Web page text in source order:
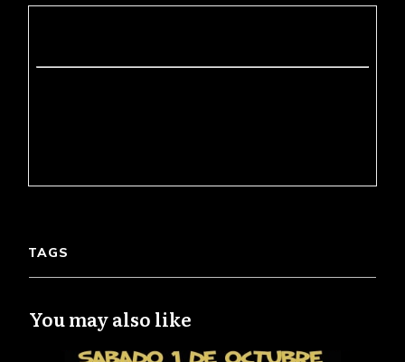
TAGS
You may also like